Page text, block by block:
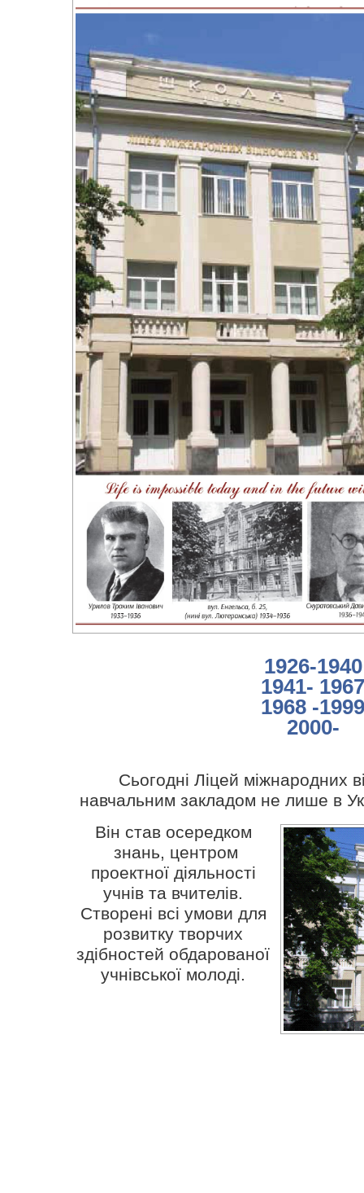
1926-1940
1941- 1967
1968 -1999
2000-
Сьогодні Ліцей міжнародних
навчальним закладом не лише в
Він став осередком
знань, центром
проектної діяльності
учнів та вчителів.
Створені всі умови для
розвитку творчих
здібностей обдарованої
учнівської молоді.